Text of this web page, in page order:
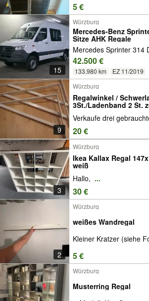
5 €
15
Würzburg
Mercedes-Benz
Sitze AHK Regale
Mercedes Sprinter 314
42.500 €
133.980 km EZ 11/2019
9
Würzburg
Regalwinkel /
3St./Ladenband 2 St.
Verkaufe drei
20 €
3
Würzburg
Ikea Kallax Regal
weiß
Hallo, ...
30 €
2
Würzburg
weißes Wandregal
Kleiner Kratzer (siehe
5 €
Würzburg
Musterring Regal